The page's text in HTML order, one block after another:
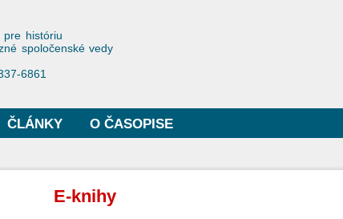
Historiae
pre históriu
spoločenské vedy
6861
ČLÁNKY O ČASOPISE
E-knihy